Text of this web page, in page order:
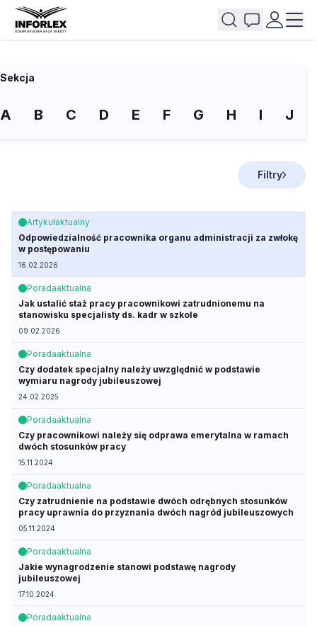
Sekcja
A B C D E F G H I J
Filtry
Artykułaktualny
Odpowiedzialność pracownika organu administracji za zwłokę
w postępowaniu
16.02.2026
Poradaaktualna
Jak ustalić staż pracy pracownikowi zatrudnionemu na
stanowisku specjalisty ds. kadr w szkole
09.02.2026
Poradaaktualna
Czy dodatek specjalny należy uwzględnić w podstawie
wymiaru nagrody jubileuszowej
24.02.2025
Poradaaktualna
Czy pracownikowi należy się odprawa emerytalna w ramach
dwóch stosunków pracy
15.11.2024
Poradaaktualna
Czy zatrudnienie na podstawie dwóch odrębnych stosunków
pracy uprawnia do przyznania dwóch nagród jubileuszowych
05.11.2024
Poradaaktualna
Jakie wynagrodzenie stanowi podstawę nagrody
jubileuszowej
17.10.2024
Poradaaktualna